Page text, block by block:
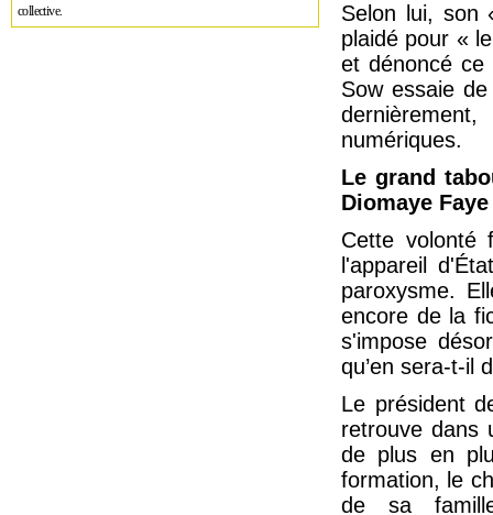
collective.
Selon lui, son
plaidé pour «
et dénoncé ce
Sow essaie
numériques.
Le grand
Diomaye
Cette volonté
l'appareil
paroxysme.
encore de la
s'impose
qu’en sera-t-il
Le président
retrouve dans
de plus en
formation, le
de sa